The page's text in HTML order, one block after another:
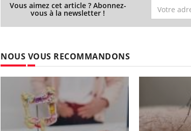
Vous aimez cet article ? Abonnez-
vous à la newsletter !
NOUS VOUS RECOMMANDONS